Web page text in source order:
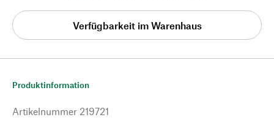
Verfügbarkeit im Warenhaus
Produktinformation
Artikelnummer 219721